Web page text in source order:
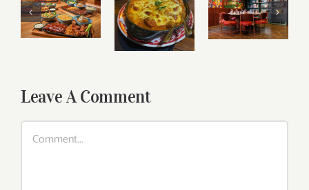
Leave A Comment
Comment